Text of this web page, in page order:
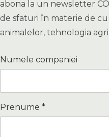
abona la un newsletter
de sfaturi în materie de
animalelor, tehnologia